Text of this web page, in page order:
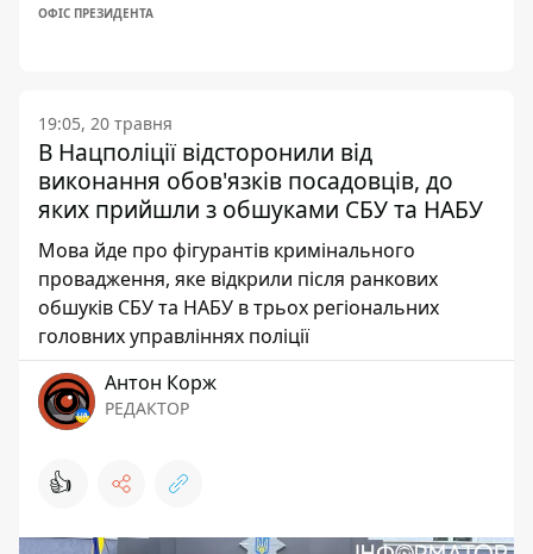
ОФІС ПРЕЗИДЕНТА
19:05, 20 травня
В Нацполіції відсторонили від
виконання обов'язків посадовців, до
яких прийшли з обшуками СБУ та НАБУ
Мова йде про фігурантів кримінального
провадження, яке відкрили після ранкових
обшуків СБУ та НАБУ в трьох регіональних
головних управліннях поліції
Антон Корж
РЕДАКТОР
👍